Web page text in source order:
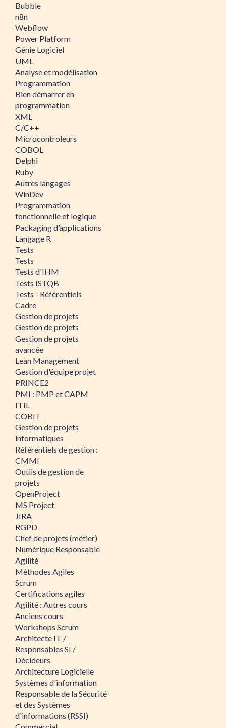
Bubble
n8n
Webflow
Power Platform
Génie Logiciel
UML
Analyse et modélisation
Programmation
Bien démarrer en
programmation
XML
C/C++
Microcontroleurs
COBOL
Delphi
Ruby
Autres langages
WinDev
Programmation
fonctionnelle et logique
Packaging d’applications
Langage R
Tests
Tests
Tests d'IHM
Tests ISTQB
Tests - Référentiels
Cadre
Gestion de projets
Gestion de projets
Gestion de projets
avancée
Lean Management
Gestion d'équipe projet
PRINCE2
PMI : PMP et CAPM
ITIL
COBIT
Gestion de projets
informatiques
Référentiels de gestion :
CMMI
Outils de gestion de
projets
OpenProject
MS Project
JIRA
RGPD
Chef de projets (métier)
Numérique Responsable
Agilité
Méthodes Agiles
Scrum
Certifications agiles
Agilité : Autres cours
Anciens cours
Workshops Scrum
Architecte IT /
Responsables SI /
Décideurs
Architecture Logicielle
Systèmes d'information
Responsable de la Sécurité
et des Systèmes
d'informations (RSSI)